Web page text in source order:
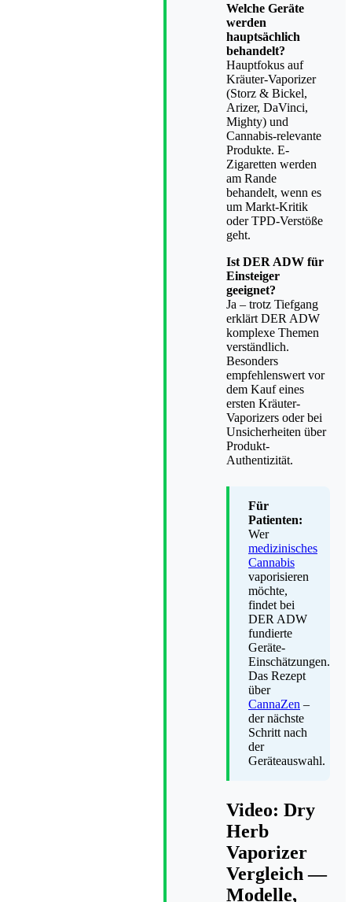
Welche Geräte
werden
hauptsächlich
behandelt?
Hauptfokus auf
Kräuter-Vaporizer
(Storz & Bickel,
Arizer, DaVinci,
Mighty) und
Cannabis-relevante
Produkte. E-
Zigaretten werden
am Rande
behandelt, wenn es
um Markt-Kritik
oder TPD-Verstöße
geht.
Ist DER ADW für
Einsteiger
geeignet?
Ja – trotz Tiefgang
erklärt DER ADW
komplexe Themen
verständlich.
Besonders
empfehlenswert vor
dem Kauf eines
ersten Kräuter-
Vaporizers oder bei
Unsicherheiten über
Produkt-
Authentizität.
Für
Patienten:
Wer
medizinisches
Cannabis
vaporisieren
möchte,
findet bei
DER ADW
fundierte
Geräte-
Einschätzungen.
Das Rezept
über
CannaZen –
der nächste
Schritt nach
der
Geräteauswahl.
Video: Dry
Herb
Vaporizer
Vergleich —
Modelle,